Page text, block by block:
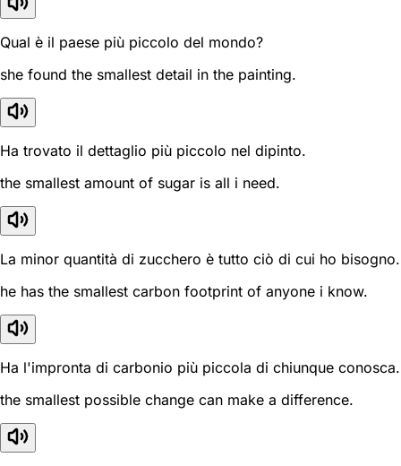
Qual è il paese più piccolo del mondo?
she found the smallest detail in the painting.
Ha trovato il dettaglio più piccolo nel dipinto.
the smallest amount of sugar is all i need.
La minor quantità di zucchero è tutto ciò di cui ho bisogno.
he has the smallest carbon footprint of anyone i know.
Ha l'impronta di carbonio più piccola di chiunque conosca.
the smallest possible change can make a difference.